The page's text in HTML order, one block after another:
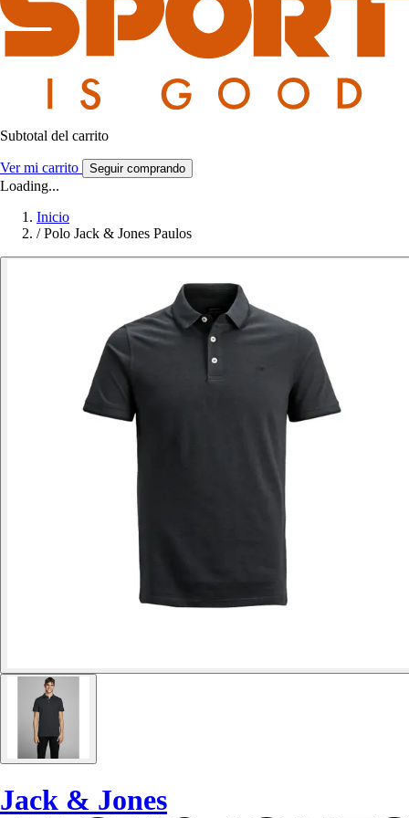
Subtotal del carrito
Ver mi carrito Seguir comprando
Loading...
Inicio
/ Polo Jack & Jones Paulos
Jack & Jones